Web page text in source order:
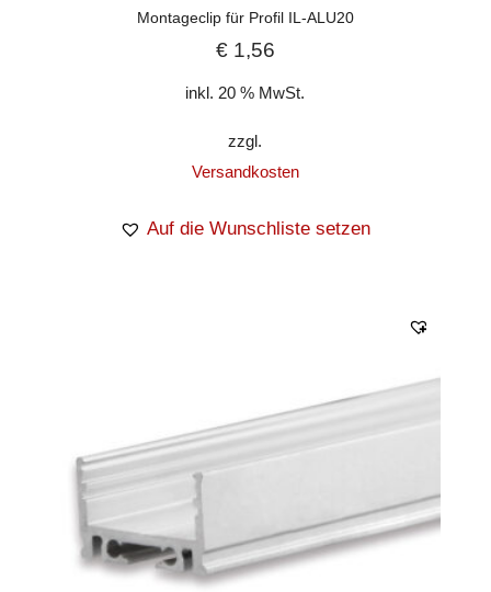
Montageclip für Profil IL-ALU20
€1,56
inkl. 20 % MwSt.
zzgl.
Versandkosten
Auf die Wunschliste setzen